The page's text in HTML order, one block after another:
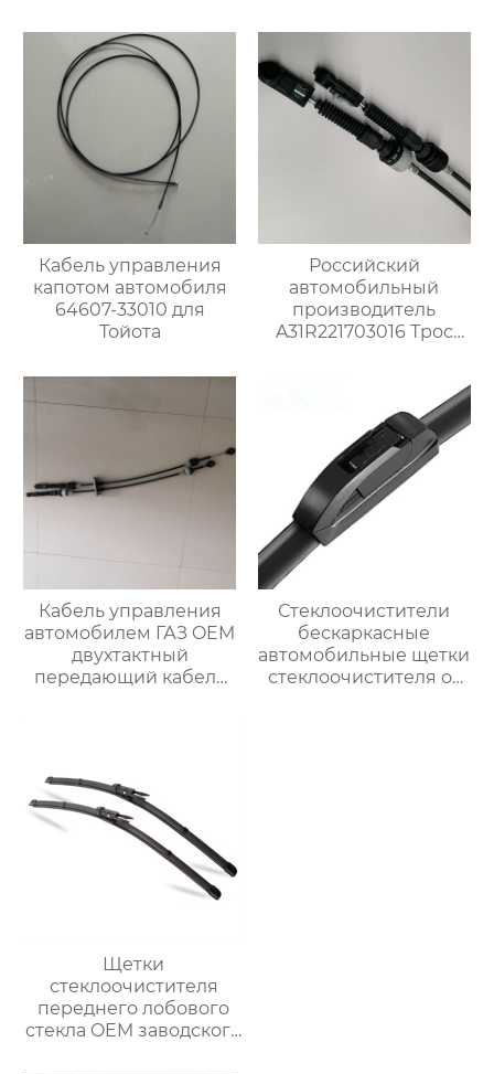
609 721 E для VW
стеклоочиститель
Кабель управления
капотом автомобиля
64607-33010 для
Тойота
Российский
автомобильный
производитель
A31R221703016 Трос
Кабель управления
автомобилем ГАЗ OEM
двухтактный
передающий кабель
Стеклоочистители
бескаркасные
автомобильные щетки
стеклоочистителя от
Щетки
стеклоочистителя
переднего лобового
стекла OEM заводского